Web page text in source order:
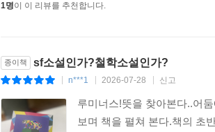
1명이 이 리뷰를 추천합니다.
종이책 sf소설인가?철학소설인가?
n***1 2026-07-28 신고
루미너스!뜻을 찾아본다..어
보며 책을 펼쳐 본다.책의 초